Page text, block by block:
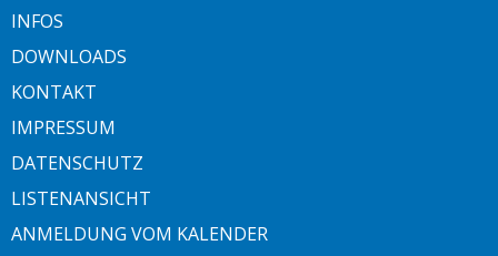
INFOS
DOWNLOADS
KONTAKT
IMPRESSUM
DATENSCHUTZ
LISTENANSICHT
ANMELDUNG VOM KALENDER